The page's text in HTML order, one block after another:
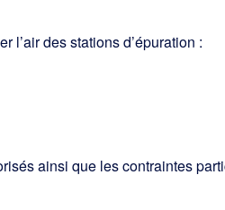
l’air des stations d’épuration :
ainsi que les contraintes